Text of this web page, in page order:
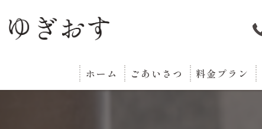
ホーム ごあいさつ 料金プラン